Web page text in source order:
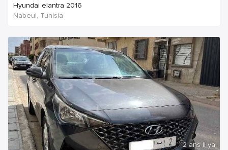
Hyundai elantra 2016
Nabeul‎, Tunisia
2 ans Il ya